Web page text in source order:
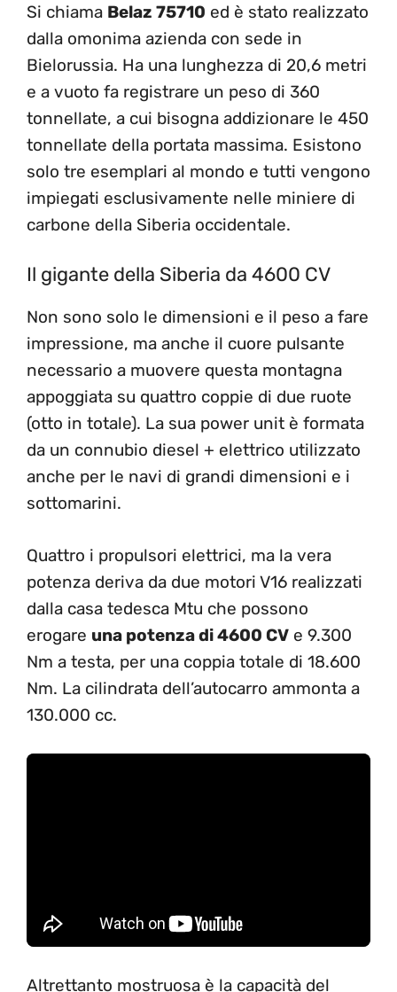
Si chiama Belaz 75710 ed è stato realizzato
dalla omonima azienda con sede in
Bielorussia. Ha una lunghezza di 20,6 metri
e a vuoto fa registrare un peso di 360
tonnellate, a cui bisogna addizionare le 450
tonnellate della portata massima. Esistono
solo tre esemplari al mondo e tutti vengono
impiegati esclusivamente nelle miniere di
carbone della Siberia occidentale.
Il gigante della Siberia da 4600 CV
Non sono solo le dimensioni e il peso a fare
impressione, ma anche il cuore pulsante
necessario a muovere questa montagna
appoggiata su quattro coppie di due ruote
(otto in totale). La sua power unit è formata
da un connubio diesel + elettrico utilizzato
anche per le navi di grandi dimensioni e i
sottomarini.
Quattro i propulsori elettrici, ma la vera
potenza deriva da due motori V16 realizzati
dalla casa tedesca Mtu che possono
erogare una potenza di 4600 CV e 9.300
Nm a testa, per una coppia totale di 18.600
Nm. La cilindrata dell’autocarro ammonta a
130.000 cc.
Altrettanto mostruosa è la capacità del